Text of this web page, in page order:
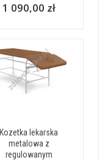
1 090,00 zł
Kozetka lekarska
metalowa z
regulowanym